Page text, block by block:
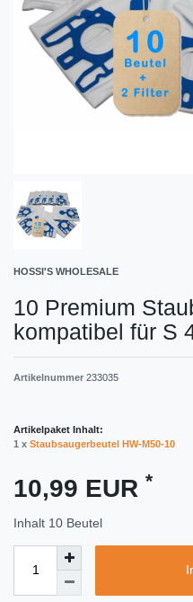
HOSSI'S WHOLESALE
10 Premium
kompatibel für S
Artikelnummer 233035
Artikelpaket Inhalt:
1 x Staubsaugerbeutel HW-M50-10
10,99 EUR *
Inhalt 10 Beutel